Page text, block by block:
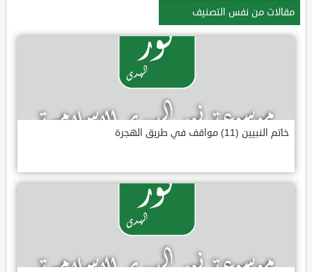
مقالات من نفس التصنيف
خاتم النبيين (11) مواقف في طريق الهجرة